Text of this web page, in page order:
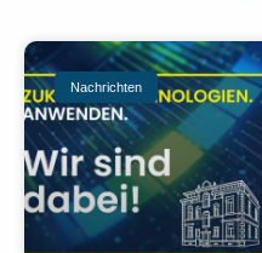
Nachrichten